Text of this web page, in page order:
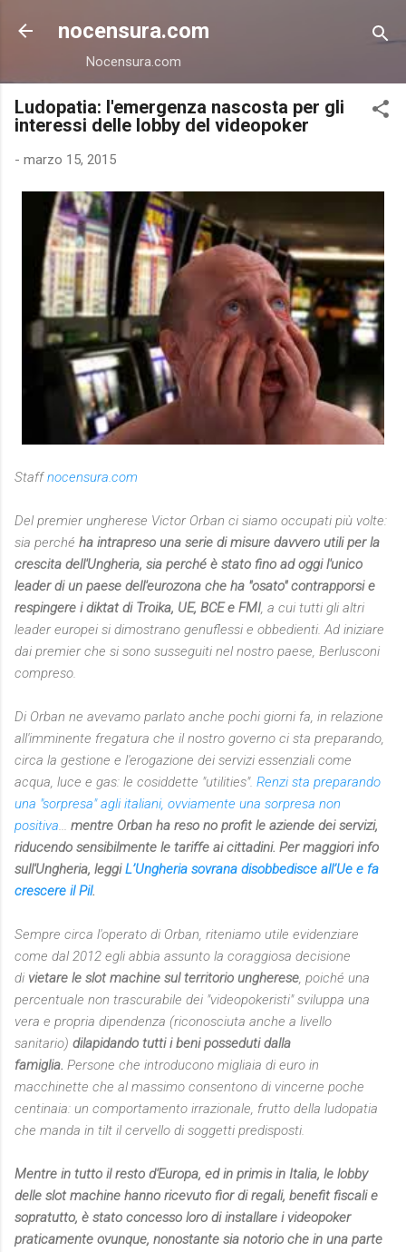
Passa ai contenuti principali
nocensura.com
Nocensura.com
Ludopatia: l'emergenza nascosta per gli
interessi delle lobby del videopoker
- marzo 15, 2015
Staffnocensura.com
Del premier ungherese Victor Orban ci siamo occupati più volte:
sia perché ha intrapreso una serie di misure davvero utili per la
crescita dell'Ungheria, sia perché è stato fino ad oggi l'unico
leader di un paese dell'eurozona che ha "osato" contrapporsi e
respingere i diktat di Troika, UE, BCE e FMI, a cui tutti gli altri
leader europei si dimostrano genuflessi e obbedienti. Ad iniziare
dai premier che si sono susseguiti nel nostro paese, Berlusconi
compreso.
Di Orban ne avevamo parlato anche pochi giorni fa, in relazione
all'imminente fregatura che il nostro governo ci sta preparando,
circa la gestione e l'erogazione dei servizi essenziali come
acqua, luce e gas: le cosiddette "utilities". Renzi sta preparando
una "sorpresa" agli italiani, ovviamente una sorpresa non
positiva... mentre Orban ha reso no profit le aziende dei servizi,
riducendo sensibilmente le tariffe ai cittadini. Per maggiori info
sull'Ungheria, leggiL’Ungheria sovrana disobbedisce all’Ue e fa
crescere il Pil.
Sempre circa l'operato di Orban, riteniamo utile evidenziare
come dal 2012 egli abbia assunto la coraggiosa decisione
di vietare le slot machine sul territorio ungherese, poiché una
percentuale non trascurabile dei "videopokeristi" sviluppa una
vera e propria dipendenza (riconosciuta anche a livello
sanitario) dilapidando tutti i beni posseduti dalla
famiglia. Persone che introducono migliaia di euro in
macchinette che al massimo consentono di vincerne poche
centinaia: un comportamento irrazionale, frutto della ludopatia
che manda in tilt il cervello di soggetti predisposti.
Mentre in tutto il resto d'Europa, ed in primis in Italia, le lobby
delle slot machine hanno ricevuto fior di regali, benefit fiscali e
sopratutto, è stato concesso loro di installare i videopoker
praticamente ovunque, nonostante sia notorio che in una parte